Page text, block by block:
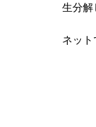
生分解
ネッ